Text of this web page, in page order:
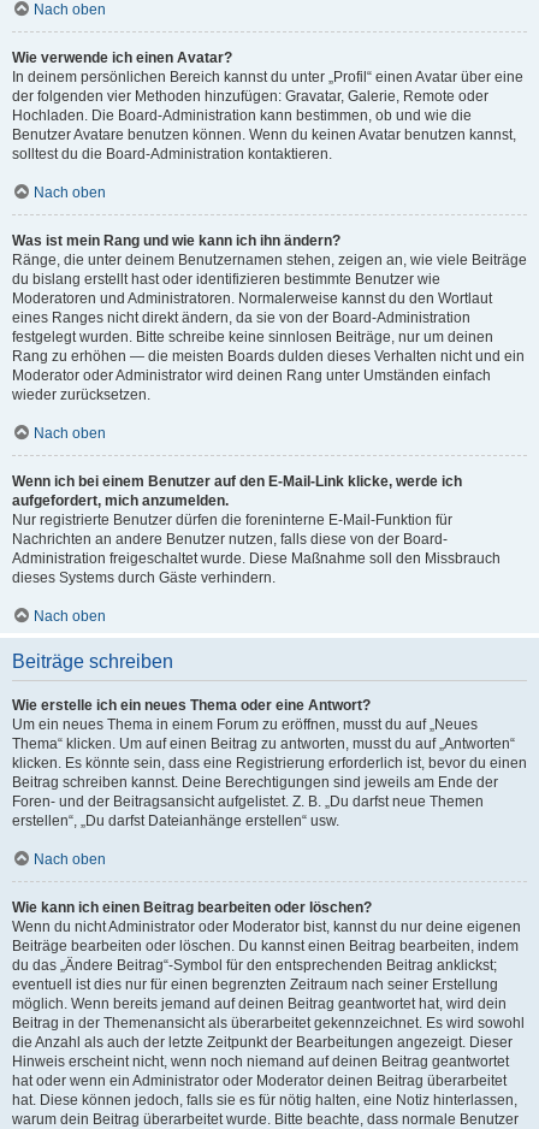
Nach oben
Wie verwende ich einen Avatar?
In deinem persönlichen Bereich kannst du unter „Profil“ einen Avatar über eine
der folgenden vier Methoden hinzufügen: Gravatar, Galerie, Remote oder
Hochladen. Die Board-Administration kann bestimmen, ob und wie die
Benutzer Avatare benutzen können. Wenn du keinen Avatar benutzen kannst,
solltest du die Board-Administration kontaktieren.
Nach oben
Was ist mein Rang und wie kann ich ihn ändern?
Ränge, die unter deinem Benutzernamen stehen, zeigen an, wie viele Beiträge
du bislang erstellt hast oder identifizieren bestimmte Benutzer wie
Moderatoren und Administratoren. Normalerweise kannst du den Wortlaut
eines Ranges nicht direkt ändern, da sie von der Board-Administration
festgelegt wurden. Bitte schreibe keine sinnlosen Beiträge, nur um deinen
Rang zu erhöhen — die meisten Boards dulden dieses Verhalten nicht und ein
Moderator oder Administrator wird deinen Rang unter Umständen einfach
wieder zurücksetzen.
Nach oben
Wenn ich bei einem Benutzer auf den E-Mail-Link klicke, werde ich
aufgefordert, mich anzumelden.
Nur registrierte Benutzer dürfen die foreninterne E-Mail-Funktion für
Nachrichten an andere Benutzer nutzen, falls diese von der Board-
Administration freigeschaltet wurde. Diese Maßnahme soll den Missbrauch
dieses Systems durch Gäste verhindern.
Nach oben
Beiträge schreiben
Wie erstelle ich ein neues Thema oder eine Antwort?
Um ein neues Thema in einem Forum zu eröffnen, musst du auf „Neues
Thema“ klicken. Um auf einen Beitrag zu antworten, musst du auf „Antworten“
klicken. Es könnte sein, dass eine Registrierung erforderlich ist, bevor du einen
Beitrag schreiben kannst. Deine Berechtigungen sind jeweils am Ende der
Foren- und der Beitragsansicht aufgelistet. Z. B. „Du darfst neue Themen
erstellen“, „Du darfst Dateianhänge erstellen“ usw.
Nach oben
Wie kann ich einen Beitrag bearbeiten oder löschen?
Wenn du nicht Administrator oder Moderator bist, kannst du nur deine eigenen
Beiträge bearbeiten oder löschen. Du kannst einen Beitrag bearbeiten, indem
du das „Ändere Beitrag“-Symbol für den entsprechenden Beitrag anklickst;
eventuell ist dies nur für einen begrenzten Zeitraum nach seiner Erstellung
möglich. Wenn bereits jemand auf deinen Beitrag geantwortet hat, wird dein
Beitrag in der Themenansicht als überarbeitet gekennzeichnet. Es wird sowohl
die Anzahl als auch der letzte Zeitpunkt der Bearbeitungen angezeigt. Dieser
Hinweis erscheint nicht, wenn noch niemand auf deinen Beitrag geantwortet
hat oder wenn ein Administrator oder Moderator deinen Beitrag überarbeitet
hat. Diese können jedoch, falls sie es für nötig halten, eine Notiz hinterlassen,
warum dein Beitrag überarbeitet wurde. Bitte beachte, dass normale Benutzer